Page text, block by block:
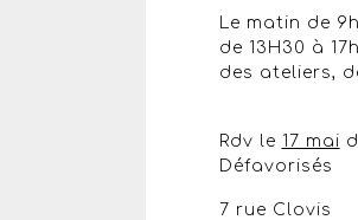
Le matin de
de 13H30 à
des ateliers,
Rdv le 17 mai
Défavorisés
7 rue Clovis